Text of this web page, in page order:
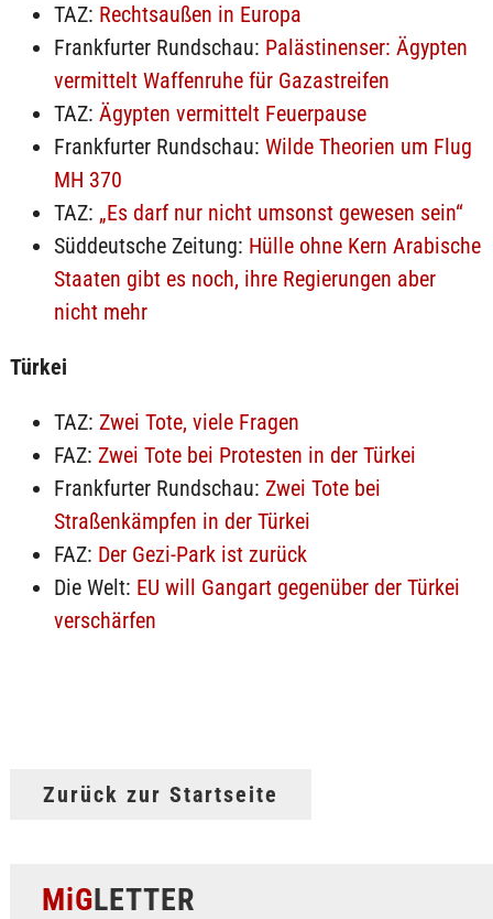
TAZ: Rechtsaußen in Europa
Frankfurter Rundschau: Palästinenser: Ägypten
vermittelt Waffenruhe für Gazastreifen
TAZ: Ägypten vermittelt Feuerpause
Frankfurter Rundschau: Wilde Theorien um Flug
MH 370
TAZ: „Es darf nur nicht umsonst gewesen sein“
Süddeutsche Zeitung: Hülle ohne Kern Arabische
Staaten gibt es noch, ihre Regierungen aber
nicht mehr
Türkei
TAZ: Zwei Tote, viele Fragen
FAZ: Zwei Tote bei Protesten in der Türkei
Frankfurter Rundschau: Zwei Tote bei
Straßenkämpfen in der Türkei
FAZ: Der Gezi-Park ist zurück
Die Welt: EU will Gangart gegenüber der Türkei
verschärfen
Zurück zur Startseite
MiGLETTER